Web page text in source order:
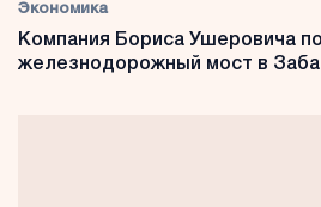
Экономика
Компания Бориса Ушеровича
железнодорожный мост в